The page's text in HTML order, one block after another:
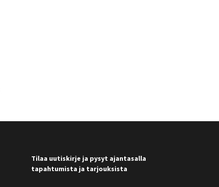
Tilaa uutiskirje ja pysyt ajantasalla
tapahtumista ja tarjouksista